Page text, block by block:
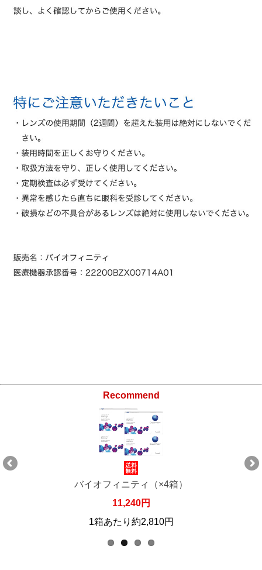
Recommend
バイオフィニティ（×4箱）
11,240円
1箱あたり約2,810円